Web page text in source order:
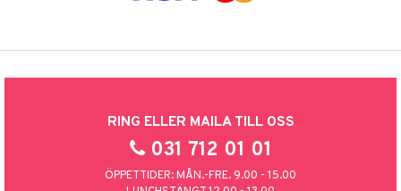
RING ELLER MAILA TILL OSS
031 712 01 01
ÖPPETTIDER: MÅN.-FRE. 9.00 - 15.00